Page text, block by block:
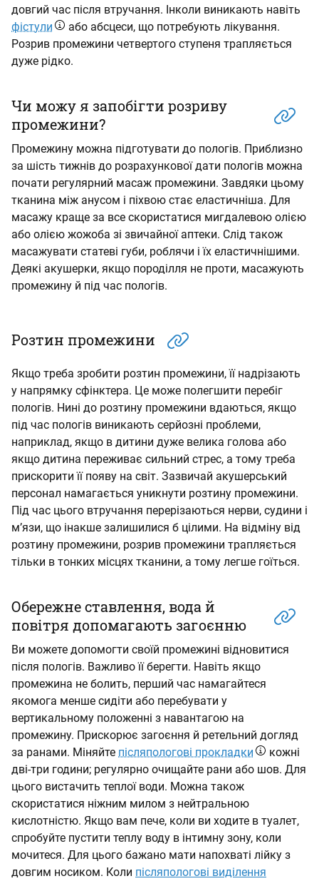
довгий час після втручання. Інколи виникають навіть
фістули
або абсцеси, що потребують лікування.
Розрив промежини четвертого ступеня трапляється
дуже рідко.
Чи можу я запобігти розриву
промежини?
Промежину можна підготувати до пологів. Приблизно
за шість тижнів до розрахункової дати пологів можна
почати регулярний масаж промежини. Завдяки цьому
тканина між анусом і піхвою стає еластичніша. Для
масажу краще за все скористатися мигдалевою олією
або олією жожоба зі звичайної аптеки. Слід також
масажувати статеві губи, роблячи і їх еластичнішими.
Деякі акушерки, якщо породілля не проти, масажують
промежину й під час пологів.
Розтин промежини
Якщо треба зробити розтин промежини, її надрізають
у напрямку сфінктера. Це може полегшити перебіг
пологів. Нині до розтину промежини вдаються, якщо
під час пологів виникають серйозні проблеми,
наприклад, якщо в дитини дуже велика голова або
якщо дитина переживає сильний стрес, а тому треба
прискорити її появу на світ. Зазвичай акушерський
персонал намагається уникнути розтину промежини.
Під час цього втручання перерізаються нерви, судини і
м’язи, що інакше залишилися б цілими. На відміну від
розтину промежини, розрив промежини трапляється
тільки в тонких місцях тканини, а тому легше гоїться.
Обережне ставлення, вода й
повітря допомагають загоєнню
Ви можете допомогти своїй промежині відновитися
після пологів. Важливо її берегти. Навіть якщо
промежина не болить, перший час намагайтеся
якомога менше сидіти або перебувати у
вертикальному положенні з навантагою на
промежину. Прискорює загоєння й ретельний догляд
за ранами. Міняйте післяпологові прокладки
кожні
дві-три години; регулярно очищайте рани або шов. Для
цього вистачить теплої води. Можна також
скористатися ніжним милом з нейтральною
кислотністю. Якщо вам пече, коли ви ходите в туалет,
спробуйте пустити теплу воду в інтимну зону, коли
мочитеся. Для цього бажано мати напохваті лійку з
довгим носиком. Коли післяпологові виділення